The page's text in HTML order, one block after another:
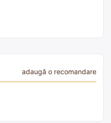
adaugă o recomandare